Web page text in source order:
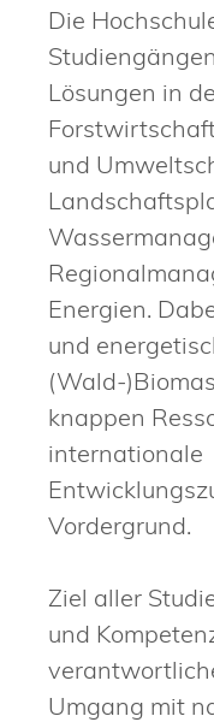
Die
Lösungen in
und
Energien.
und
(Wald-
knappen
internationale
Vordergrund.
Ziel aller
und
Umgang mit